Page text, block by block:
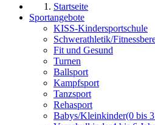
Startseite
Sportangebote
KISS-Kindersportschule
Schwerathletik/
Fit und Gesund
Turnen
Ballsport
Kampfsport
Tanzsport
Rehasport
Babys/Kleinkinder(0 bis